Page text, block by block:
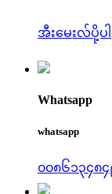
အီးမေးလ်ပို့ပါ
Whatsapp
whatsapp
၀၀၈၆၁၃၄၈